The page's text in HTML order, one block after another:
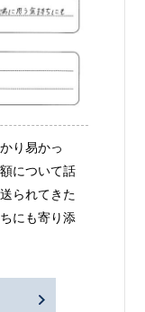
り易かっ
について話
られてきた
にも寄り添